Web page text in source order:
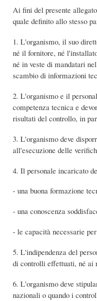
Ai fini del presente
quale definito allo stesso
1. L'organismo, il suo
né il fornitore, né
né in veste di mandatari
scambio di informazioni
2. L'organismo e il
competenza tecnica e
risultati del controllo, in
3. L'organismo deve
all'esecuzione delle
4. Il personale incaricato
- una buona formazione
- una conoscenza
- le capacità necessarie
5. L'indipendenza del
di controlli effettuati, né
6. L'organismo deve
nazionali o quando i